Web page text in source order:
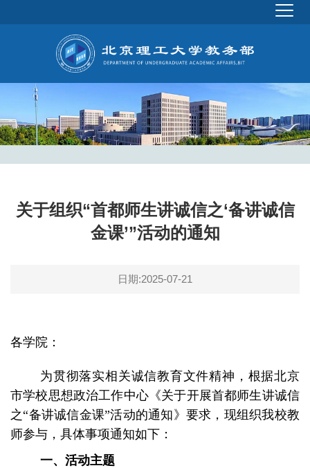
关于组织“首都师生讲诚信之‘备讲诚信
金课’”活动的通知
日期:2025-07-21
各学院：
为贯彻落实相关诚信教育文件精神，根据北京
市学校思想政治工作中心《关于开展首都师生讲诚信
之“备讲诚信金课”活动的通知》要求，现组织我校教
师参与，具体事项通知如下：
一、活动主题